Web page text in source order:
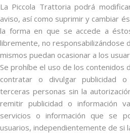
La Piccola Trattoria podrá
aviso, así como suprimir y cambiar
la forma en que se accede a
libremente, no responsabilizándose
mismos puedan ocasionar a los
Se prohíbe el uso de los contenidos
contratar o divulgar publicidad
terceras personas sin la
remitir publicidad o información
servicios o información que se
usuarios, independientemente de si